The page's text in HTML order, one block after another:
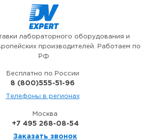
лабораторного оборудования и
производителей. Работаем по
РФ
Бесплатно по России
8 (800)555-51-96
Телефоны в регионах
Москва
+7 495 268-08-54
Заказать звонок